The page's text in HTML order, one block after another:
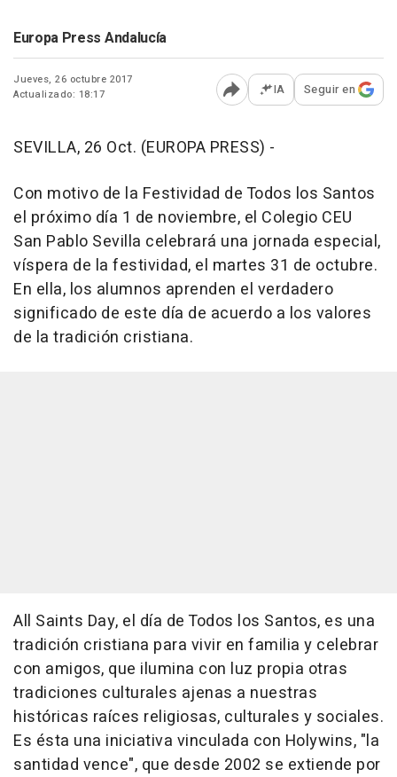
Europa Press Andalucía
Jueves, 26 octubre 2017
Actualizado: 18:17
Abrir opciones para
IA Seguir en
SEVILLA, 26 Oct. (EUROPA PRESS) -
Con motivo de la Festividad de Todos los Santos
el próximo día 1 de noviembre, el Colegio CEU
San Pablo Sevilla celebrará una jornada especial,
víspera de la festividad, el martes 31 de octubre.
En ella, los alumnos aprenden el verdadero
significado de este día de acuerdo a los valores
de la tradición cristiana.
All Saints Day, el día de Todos los Santos, es una
tradición cristiana para vivir en familia y celebrar
con amigos, que ilumina con luz propia otras
tradiciones culturales ajenas a nuestras
históricas raíces religiosas, culturales y sociales.
Es ésta una iniciativa vinculada con Holywins, "la
santidad vence", que desde 2002 se extiende por